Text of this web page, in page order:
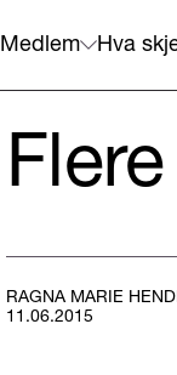
Medlem Hva
RAGNA MARIE
11.06.2015